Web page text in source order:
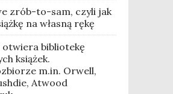
zrób-to-sam, czyli jak
na własną rękę
otwiera bibliotekę
książek.
m.in. Orwell,
Atwood